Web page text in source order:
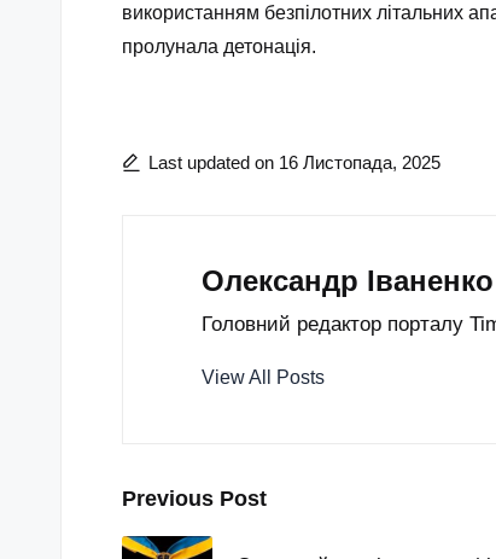
використанням безпілотних літальних
пролунала детонація.
Last updated on 16 Листопада, 2025
Олександр Іваненко
Головний редактор порталу
View All Posts
Post
Previous Post